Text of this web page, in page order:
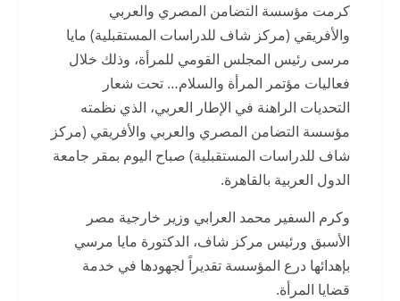
كرمت مؤسسة التضامن المصري والعربي
والأفريقي (مركز شاف للدراسات المستقبلية) مايا
مرسى رئيس المجلس القومي للمرأة، وذلك خلال
فعاليات مؤتمر المرأة والسلام… تحت شعار
التحديات الراهنة في الإطار العربي، الذي نظمته
مؤسسة التضامن المصري والعربي والأفريقي (مركز
شاف للدراسات المستقبلية) صباح اليوم بمقر جامعة
الدول العربية بالقاهرة.
وكرم السفير محمد العرابي وزير خارجية مصر
الأسبق ورئيس مركز شاف، الدكتورة مايا مرسي
بإهدائها درع المؤسسة تقديراً لجهودها في خدمة
قضايا المرأة.